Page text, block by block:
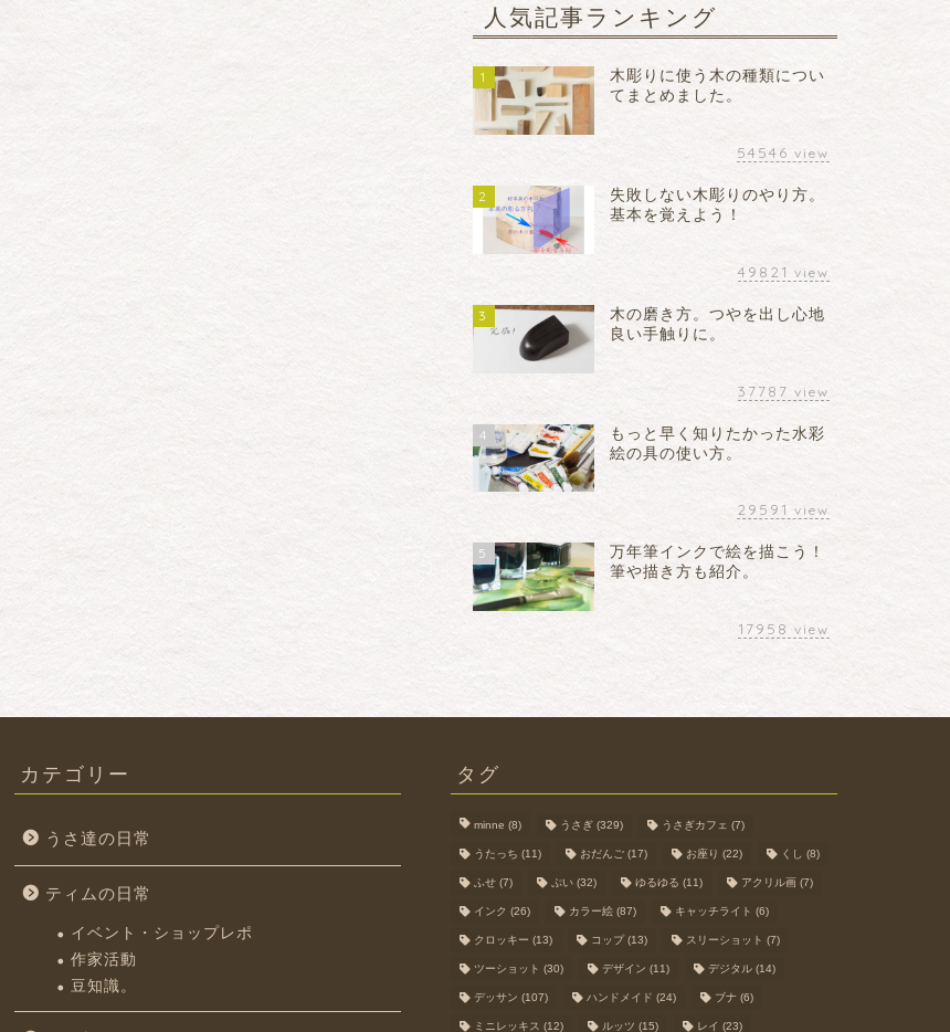
人気記事ランキング
1
木彫りに使う木の種類につい
てまとめました。
54546 view
2
失敗しない木彫りのやり方。
基本を覚えよう！
49821 view
3
木の磨き方。つやを出し心地
良い手触りに。
37787 view
4
もっと早く知りたかった水彩
絵の具の使い方。
29591 view
5
万年筆インクで絵を描こう！
筆や描き方も紹介。
17958 view
カテゴリー
うさ達の日常
ティムの日常
イベント・ショップレポ
作家活動
豆知識。
タグ
minne (8) うさぎ (329) うさぎカフェ (7)
うたっち (11) おだんご (17) お座り (22) くし (8)
ふせ (7) ぷい (32) ゆるゆる (11) アクリル画 (7)
インク (26) カラー絵 (87) キャッチライト (6)
クロッキー (13) コップ (13) スリーショット (7)
ツーショット (30) デザイン (11) デジタル (14)
デッサン (107) ハンドメイド (24) ブナ (6)
ミニレッキス (12) ルッツ (15) レイ (23)